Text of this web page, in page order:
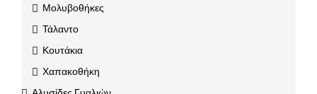
Μολυβοθήκες
Τάλαντο
Κουτάκια
Χαπακοθήκη